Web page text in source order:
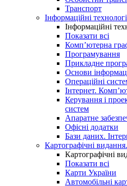
Транспорт
Інформаційні
Інформаційні
Показати всі
Комп’ютерна
Програмування
Прикладне
Основи
Операційні
Інтернет.
Керування і
систем
Апаратне
Офісні додатки
Бази даних.
Картографічні
Картографічні
Показати всі
Карти України
Автомобільні